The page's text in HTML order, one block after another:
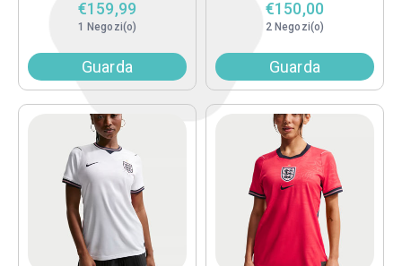
€159,99
1 Negozi(o)
Guarda
€150,00
2 Negozi(o)
Guarda